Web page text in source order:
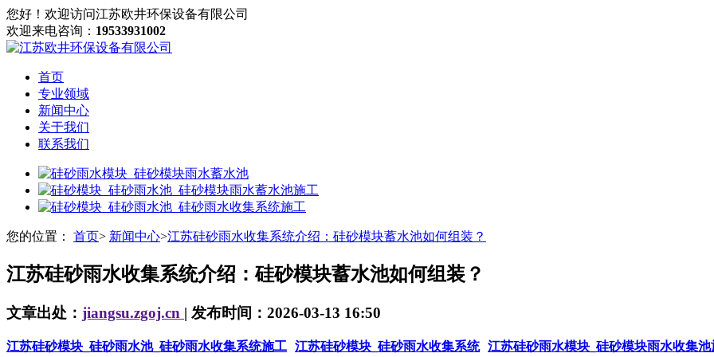
您好！欢迎访问江苏欧井环保设备有限公司
欢迎来电咨询： 19533931002
首页
专业领域
新闻中心
关于我们
联系我们
您的位置： 首页> 新闻中心>江苏硅砂雨水收集系统介绍：硅砂模块蓄水池如何组装？
江苏硅砂雨水收集系统介绍：硅砂模块蓄水池如何组装？
文章出处： jiangsu.zgoj.cn | 发布时间：2026-03-13 16:50
江苏硅砂模块_硅砂雨水池_硅砂雨水收集系统施工 江苏硅砂模块_硅砂雨水收集系统 江苏硅砂雨水模块_硅砂模块雨水收集池